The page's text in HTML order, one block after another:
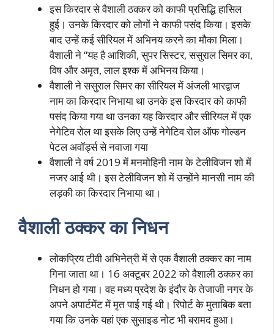
इस किरदार से वैशाली ठक्कर को काफी प्रसिद्धि हासिल
हुई। उनके किरदार को लोगों ने काफी पसंद किया। इसके
बाद उन्हें कई सीरियल में अभिनय करने का मौका मिला।
वैशाली ने “यह है आशिकी, सुपर सिस्टर, ससुराल सिमर का,
विष और अमृत, लाल इश्क में अभिनय किया।
वैशाली ने ससुराल सिमर का सीरियल में अंजली भारद्वाज
नाम का किरदार निभाया था उनके इस किरदार को काफी
पसंद किया गया था उनका यह किरदार और सीरियल में एक
नेगेटिव रोल था इसके लिए उन्हें नेगेटिव रोल ऑफ गोल्डन
पेटल अवॉर्ड्स से नवाजा गया
वैशाली ने वर्ष 2019 में मनमोहिनी नाम के टेलीविजन शो में
नजर आई थी। इस टेलीविजन शो में उन्होंने मानसी नाम की
लड़की का किरदार निभाया था।
वैशाली ठक्कर का निधन
लोकप्रिय टीवी अभिनेत्री में से एक वैशाली ठक्कर का नाम
गिना जाता था। 16 अक्टूबर 2022 को वैशाली ठक्कर का
निधन हो गया। वह मध्य प्रदेश के इंदौर के तेजाजी नगर के
अपने अपार्टमेंट में मृत पाई गई थी। रिपोर्ट के मुताबिक बता
गया कि उनके यहां एक सुसाइड नोट भी बरामद हुआ।